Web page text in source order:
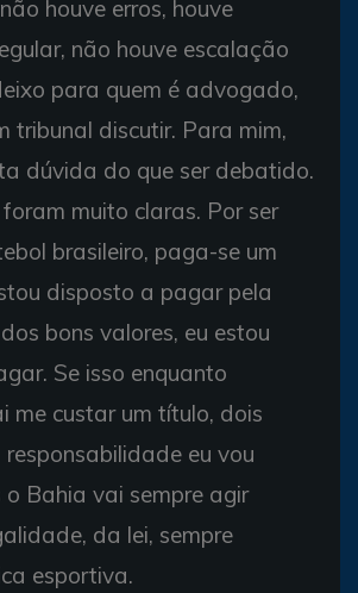
houve erros, houve
não houve escalação
para quem é advogado,
tribunal discutir. Para mim,
dúvida do que ser debatido.
muito claras. Por ser
brasileiro, paga-se um
disposto a pagar pela
bons valores, eu estou
Se isso enquanto
me custar um título, dois
eu vou
o Bahia vai sempre agir
da lei, sempre
esportiva.